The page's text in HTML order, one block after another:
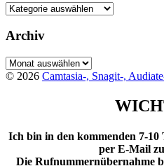
Kategorien
Archiv
Archiv
© 2026 Camtasia-, Snagit-,
Ich bin in den kommenden 7-10
per E-Mail
Die Rufnummernübernahme